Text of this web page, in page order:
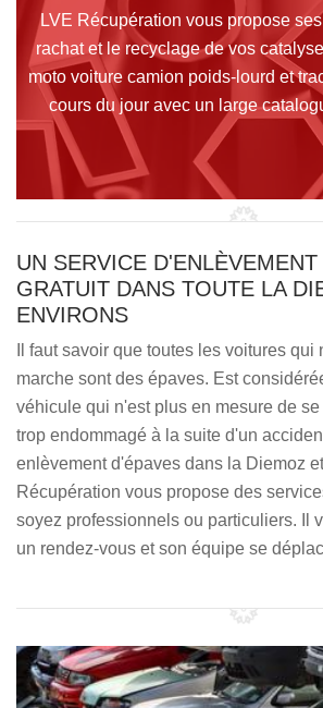
LVE Récupération vous propose
rachat et le recyclage de vos
moto voiture camion poids-lourd et
cours du jour avec un large
UN SERVICE D'ENLÈVEMENT
GRATUIT DANS TOUTE LA
ENVIRONS
Il faut savoir que toutes les voitures qui
marche sont des épaves. Est
véhicule qui n'est plus en mesure de
trop endommagé à la suite d'un
enlèvement d'épaves dans la Diemoz
Récupération vous propose des
soyez professionnels ou particuliers. Il
un rendez-vous et son équipe se